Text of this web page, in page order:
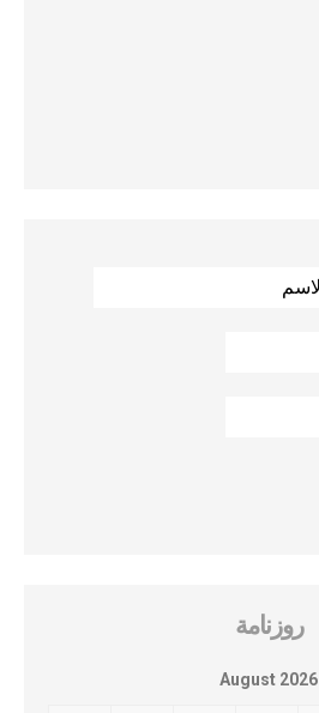
روزنامة
August 2026